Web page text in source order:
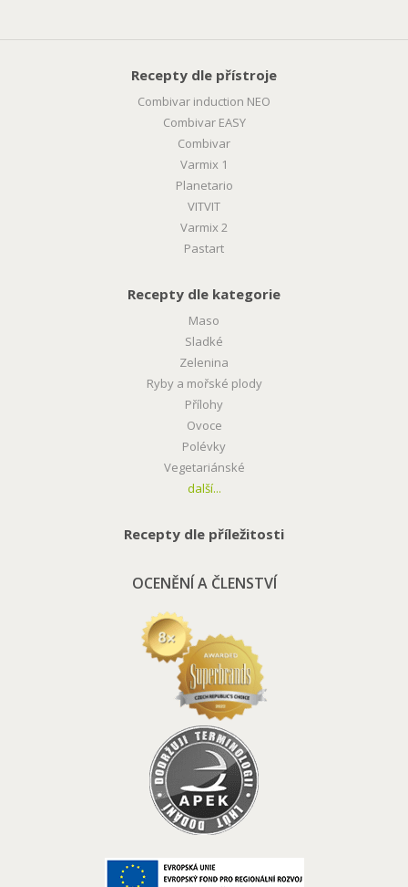
Recepty dle přístroje
Combivar induction NEO
Combivar EASY
Combivar
Varmix 1
Planetario
VITVIT
Varmix 2
Pastart
Recepty dle kategorie
Maso
Sladké
Zelenina
Ryby a mořské plody
Přílohy
Ovoce
Polévky
Vegetariánské
další...
Recepty dle příležitosti
OCENĚNÍ A ČLENSTVÍ